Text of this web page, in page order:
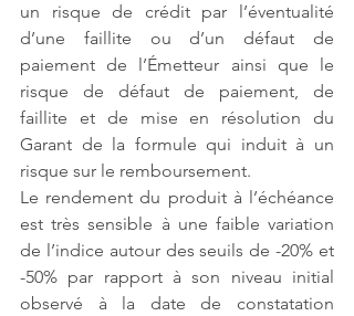
un risque de crédit par l’éventualité
d’une faillite ou d’un défaut de
paiement de l’Émetteur ainsi que le
risque de défaut de paiement, de
faillite et de mise en résolution du
Garant de la formule qui induit à un
risque sur le remboursement.
Le rendement du produit à l’échéance
est très sensible à une faible variation
de l’indice autour des seuils de -20% et
-50% par rapport à son niveau initial
observé à la date de constatation